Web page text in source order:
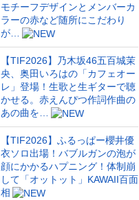
モチーフデザインとメンバーカ
ラーの赤など随所にこだわり
が…
【TIF2026】乃木坂46五百城茉
央、奥田いろはの「カフェオー
レ」登場！生歌と生ギターで聴
かせる。赤えんぴつ作詞作曲の
あの曲を…
【TIF2026】ふるっぱー櫻井優
衣ソロ出場！バブルガンの泡が
顔にかかるハプニング！体制崩
して「オットット」KAWAII百面
相